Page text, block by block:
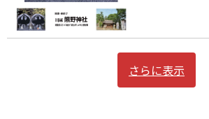
さらに表示